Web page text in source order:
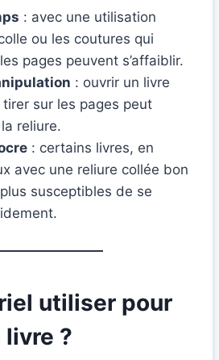
: avec une utilisation
ou les coutures qui
pages peuvent s’affaiblir.
: ouvrir un livre
sur les pages peut
reliure.
: certains livres, en
avec une reliure collée bon
susceptibles de se
utiliser pour
?